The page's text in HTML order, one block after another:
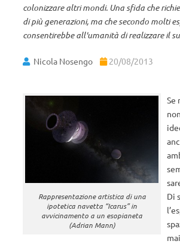
colonizzare altri mondi. Una sfida che
di più generazioni, ma che secondo molti
consentirebbe all'umanità di realizzare il
Nicola Nosengo 20/08/2013
Rappresentazione artistica di una
ipotetica navetta “Icarus” in
avvicinamento a un esopianeta
(Adrian Mann)
Se
Di